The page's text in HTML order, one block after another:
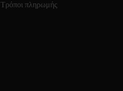
Τρόποι πληρωμής